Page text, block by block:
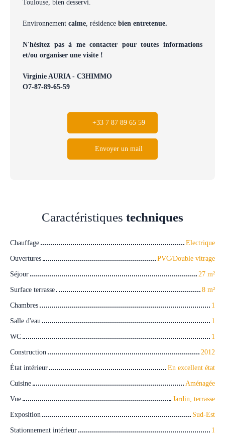
Toulouse, bien desservi.
Environnement calme , résidence bien entretenue.
N'hésitez pas à me contacter pour toutes informations
et/ou organiser une visite !
Virginie AURIA - C3HIMMO
O7-87-89-65-59
+33 7 87 89 65 59
Envoyer un mail
Caractéristiques techniques
Chauffage
Electrique
Ouvertures
PVC/Double vitrage
Séjour
27 m²
Surface terrasse
8 m²
Chambres
1
Salle d'eau
1
WC
1
Construction
2012
État intérieur
En excellent état
Cuisine
Aménagée
Vue
Jardin, terrasse
Exposition
Sud-Est
Stationnement intérieur
1